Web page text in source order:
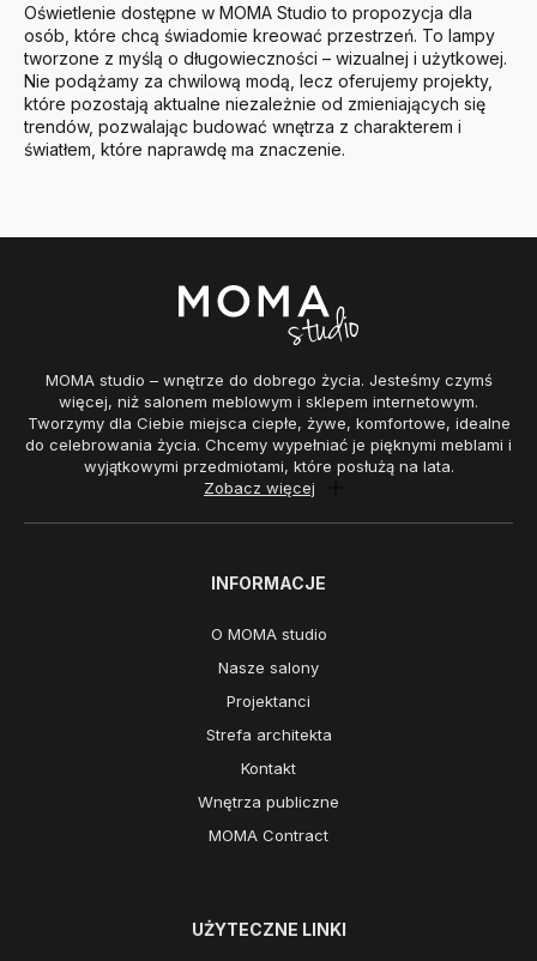
Oświetlenie dostępne w MOMA Studio to propozycja dla
osób, które chcą świadomie kreować przestrzeń. To lampy
tworzone z myślą o długowieczności – wizualnej i użytkowej.
Nie podążamy za chwilową modą, lecz oferujemy projekty,
które pozostają aktualne niezależnie od zmieniających się
trendów, pozwalając budować wnętrza z charakterem i
światłem, które naprawdę ma znaczenie.
MOMA studio – wnętrze do dobrego życia. Jesteśmy czymś
więcej, niż salonem meblowym i sklepem internetowym.
Tworzymy dla Ciebie miejsca ciepłe, żywe, komfortowe, idealne
do celebrowania życia. Chcemy wypełniać je pięknymi meblami i
wyjątkowymi przedmiotami, które posłużą na lata.
Zobacz więcej
INFORMACJE
O MOMA studio
Nasze salony
Projektanci
Strefa architekta
Kontakt
Wnętrza publiczne
MOMA Contract
UŻYTECZNE LINKI